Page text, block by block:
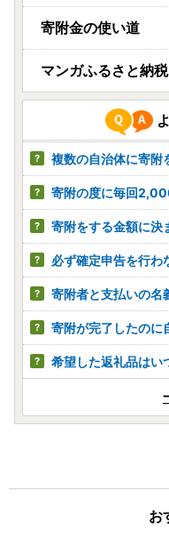
寄附金の使い道
マンガふるさと納税
複数の自治体に寄附
寄附の度に毎回
寄附をする金額に決
必ず確定申告を行わ
寄附者と支払いの名
寄附が完了したのに
希望した返礼品はい
お